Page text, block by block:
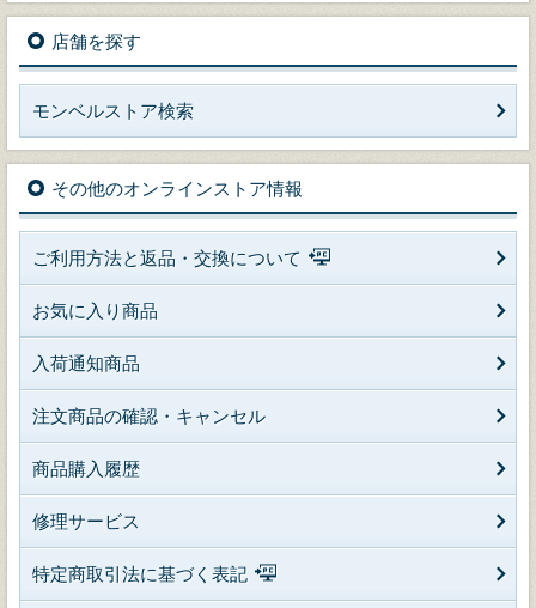
店舗を探す
モンベルストア検索
その他のオンラインストア情報
ご利用方法と返品・交換について
お気に入り商品
入荷通知商品
注文商品の確認・キャンセル
商品購入履歴
修理サービス
特定商取引法に基づく表記